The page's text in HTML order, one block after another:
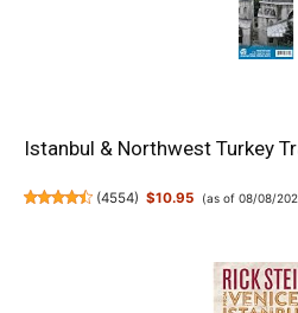
Istanbul & Northwest Turkey
(4554) $10.95 (as of 08/08/